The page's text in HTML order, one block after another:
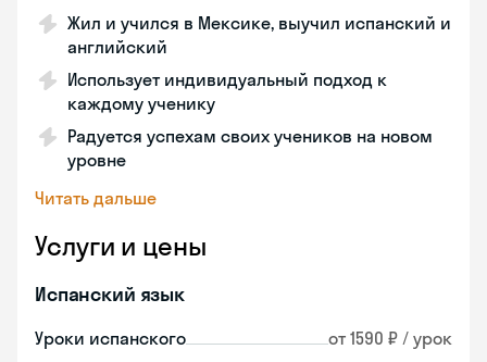
Жил и учился в Мексике, выучил испанский и
английский
Использует индивидуальный подход к
каждому ученику
Радуется успехам своих учеников на новом
уровне
Читать дальше
Услуги и цены
Испанский язык
Уроки испанского от 1590 ₽ / урок